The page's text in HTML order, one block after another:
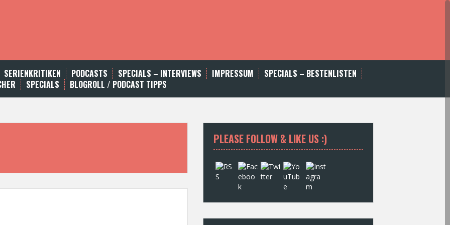
SERIENKRITIKEN PODCASTS SPECIALS – INTERVIEWS IMPRESSUM
SPECIALS – BESTENLISTEN
SPECIALS BLOGROLL / PODCAST TIPPS
PLEASE FOLLOW & LIKE US :)